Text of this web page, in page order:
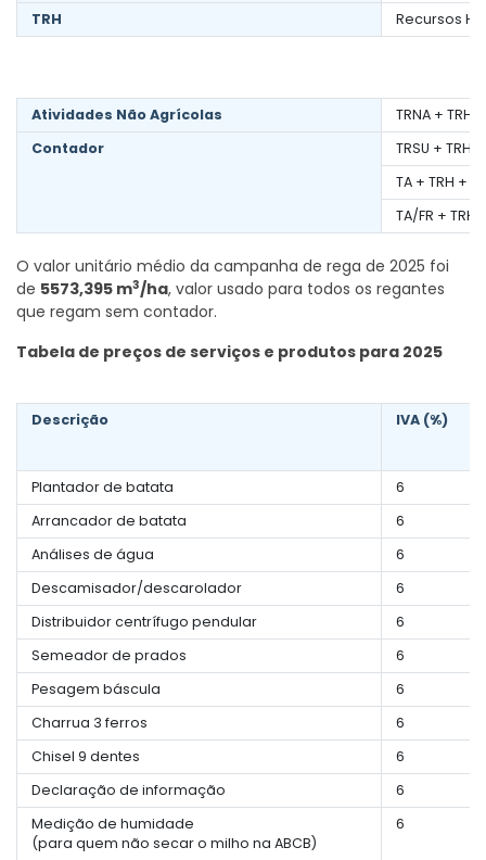
TRH
Recursos
Atividades Não Agrícolas
TRNA + TRH
Contador
TRSU + TRH
TA + TRH +
TA/FR + TRH
O valor unitário médio da campanha de rega de 2025 foi
de 5573,395 m3/ha, valor usado para todos os regantes
que regam sem contador.
Tabela de preços de serviços e produtos para 2025
Descrição IVA (%)
Plantador de batata
6
Arrancador de batata
6
Análises de água
6
Descamisador/descarolador
6
Distribuidor centrífugo pendular
6
Semeador de prados
6
Pesagem báscula
6
Charrua 3 ferros
6
Chisel 9 dentes
6
Declaração de informação
6
Medição de humidade
(para quem não secar o milho na ABCB)
6